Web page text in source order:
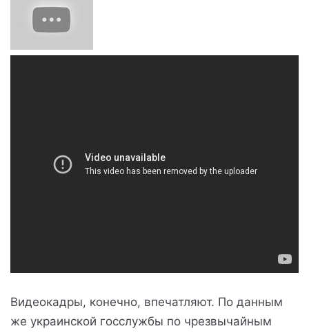
Видеокадры, конечно, впечатляют. По данным
же украинской госслужбы по чрезвычайным